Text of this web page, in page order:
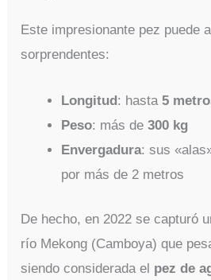
Este impresionante pez puede
sorprendentes:
Longitud: hasta5
Peso: más de300 kg
Envergadura: sus
por más de 2 metros
De hecho, en 2022 se capturó
río Mekong (Camboya) que
siendo considerada el pez de